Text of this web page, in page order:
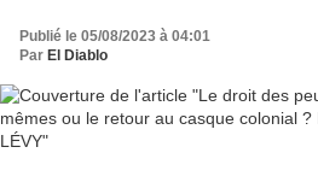
Publié le 05/08/2023 à 04:01
Par El Diablo